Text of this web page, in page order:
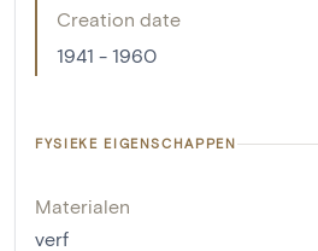
Creation date
1941 - 1960
FYSIEKE EIGENSCHAPPEN
Materialen
verf